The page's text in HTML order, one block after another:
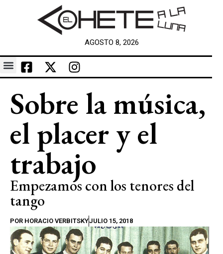
AGOSTO 8, 2026
Sobre la música,
el placer y el
trabajo
Empezamos con los tenores del
tango
POR HORACIO VERBITSKYJULIO 15, 2018